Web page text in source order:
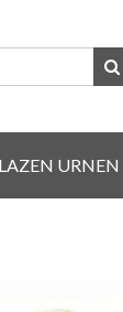
URNEN